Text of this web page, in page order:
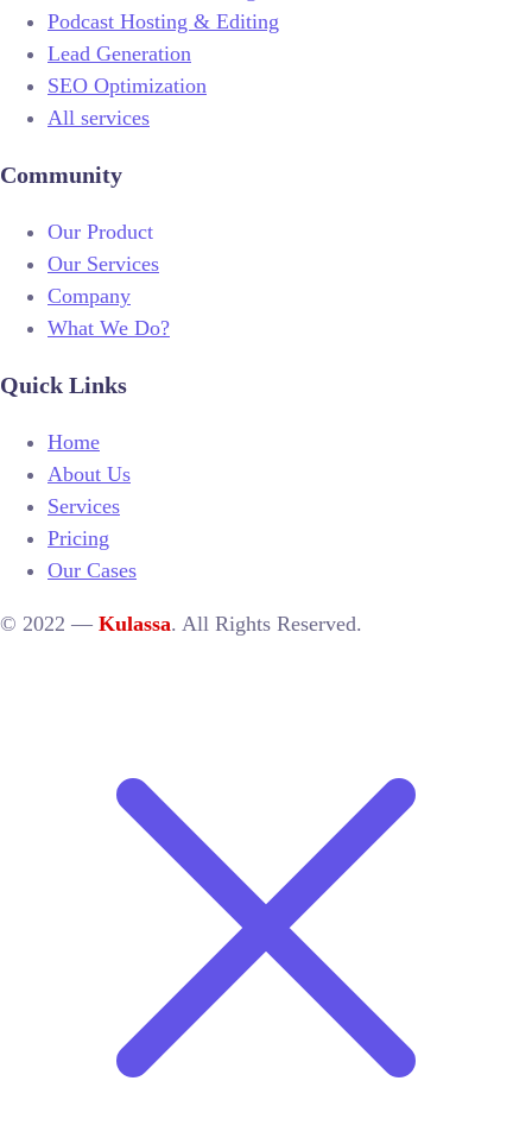
Podcast Hosting & Editing
Lead Generation
SEO Optimization
All services
Community
Our Product
Our Services
Company
What We Do?
Quick Links
Home
About Us
Services
Pricing
Our Cases
© 2022 — Kulassa. All Rights Reserved.